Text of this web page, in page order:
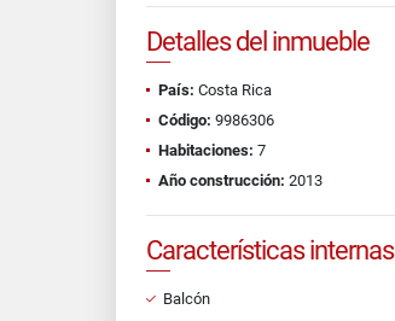
Detalles del inmueble
País: Costa Rica
Código: 9986306
Habitaciones: 7
Año construcción: 2013
Características internas
Balcón